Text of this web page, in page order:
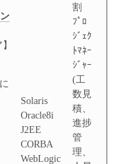
Solaris
Oracle8i
J2EE
CORBA
WebLogic
割
ﾌﾟﾛ
ｼﾞｪｸ
ﾄﾏﾈｰ
ｼﾞｬｰ
(工
数見
積、
進捗
管
理、